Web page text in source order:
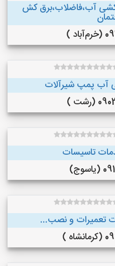
آب،فاضلاب،برق کش
)
آب پمپ شیرآلات
)
تاسیسات
تعمیرات و نصب...
)